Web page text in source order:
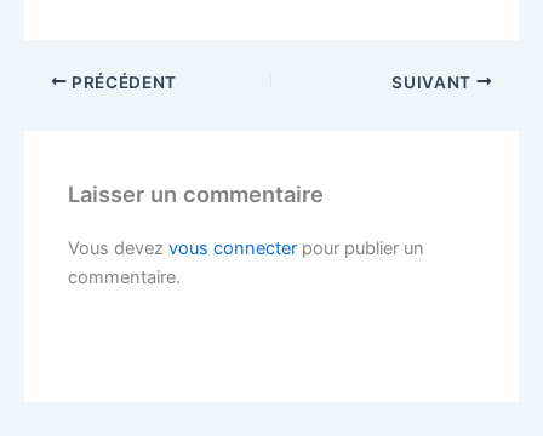
PRÉCÉDENT SUIVANT
Laisser un commentaire
Vous devezvous connecter pour publier un
commentaire.